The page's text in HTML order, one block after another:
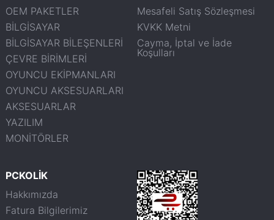
OEM PAKETLER
BİLGİSAYAR
BİLGİSAYAR BİLEŞENLERİ
ÇEVRE BİRİMLERİ
OYUNCU EKİPMANLARI
OYUNCU AKSESUARLARI
AKSESUARLAR
YAZILIM
MONİTÖRLER
Mesafeli Satış Sözleşmesi
KVKK Metni
Cayma, İptal ve İade
Koşulları
PCKOLİK
Hakkımızda
Fatura Bilgilerimiz